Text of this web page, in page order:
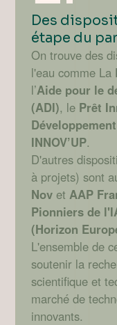
Des
étape du
On trouve des
l'eau comme La
l’Aide pour le
(ADI), le Prêt
INNOV’UP.
D'autres
à projets) sont
Novet AAP
Pionniers de
(Horizon
L'ensemble de
soutenir la
scientifique et
marché de
innovants.